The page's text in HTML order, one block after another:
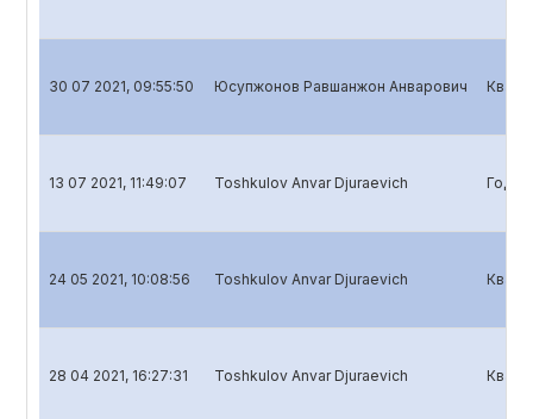
30 07 2021, 09:55:50 Юсупжонов Равшанжон Анварович
13 07 2021, 11:49:07 Toshkulov Anvar Djuraevich
24 05 2021, 10:08:56 Toshkulov Anvar Djuraevich
28 04 2021, 16:27:31 Toshkulov Anvar Djuraevich